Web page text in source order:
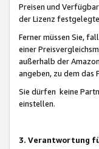
Preisen und
der Lizenz
Ferner müssen Sie,
einer
außerhalb der
angeben, zu dem
Sie dürfen keine
einstellen.
3. Verantwortung